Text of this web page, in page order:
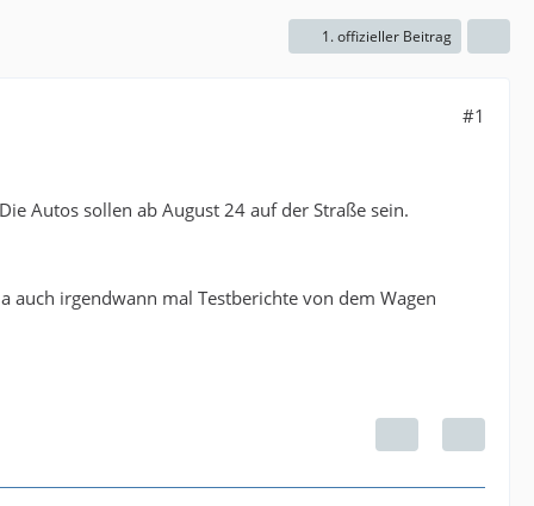
1. offizieller Beitrag
#1
Autos sollen ab August 24 auf der Straße sein.
irgendwann mal Testberichte von dem Wagen